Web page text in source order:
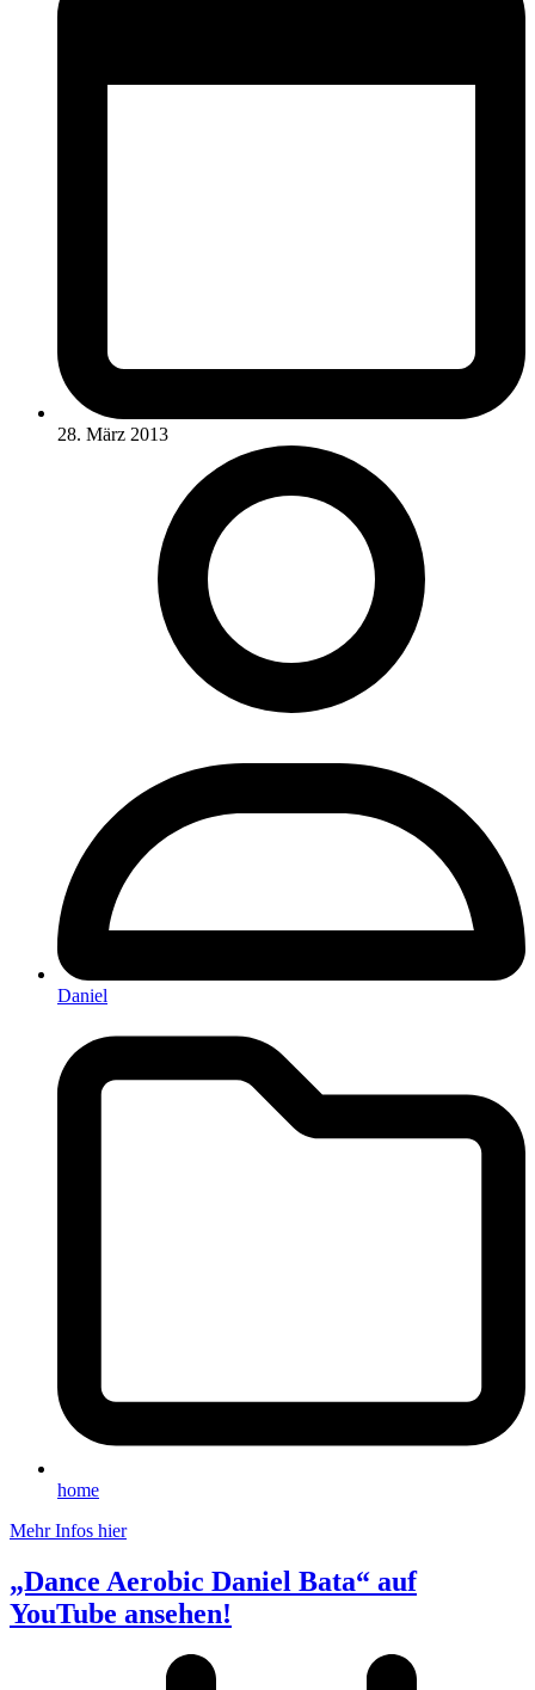
28. März 2013
Daniel
home
Mehr Infos hier
„Dance Aerobic Daniel Bata“ auf
YouTube ansehen!